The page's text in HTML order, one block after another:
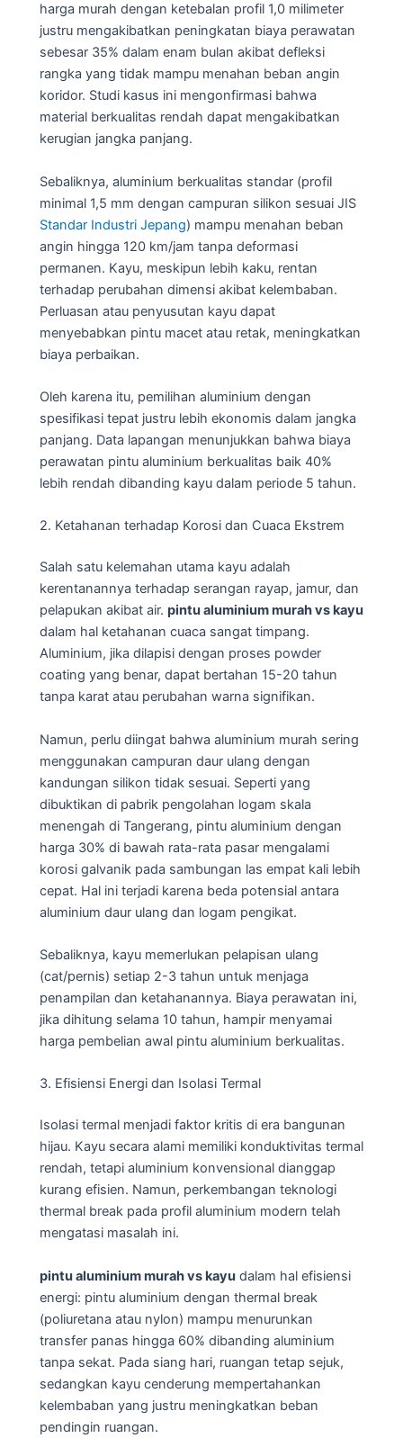
harga murah dengan ketebalan profil 1,0 milimeter
justru mengakibatkan peningkatan biaya perawatan
sebesar 35% dalam enam bulan akibat defleksi
rangka yang tidak mampu menahan beban angin
koridor. Studi kasus ini mengonfirmasi bahwa
material berkualitas rendah dapat mengakibatkan
kerugian jangka panjang.
Sebaliknya, aluminium berkualitas standar (profil
minimal 1,5 mm dengan campuran silikon sesuai JIS
Standar Industri Jepang) mampu menahan beban
angin hingga 120 km/jam tanpa deformasi
permanen. Kayu, meskipun lebih kaku, rentan
terhadap perubahan dimensi akibat kelembaban.
Perluasan atau penyusutan kayu dapat
menyebabkan pintu macet atau retak, meningkatkan
biaya perbaikan.
Oleh karena itu, pemilihan aluminium dengan
spesifikasi tepat justru lebih ekonomis dalam jangka
panjang. Data lapangan menunjukkan bahwa biaya
perawatan pintu aluminium berkualitas baik 40%
lebih rendah dibanding kayu dalam periode 5 tahun.
2. Ketahanan terhadap Korosi dan Cuaca Ekstrem
Salah satu kelemahan utama kayu adalah
kerentanannya terhadap serangan rayap, jamur, dan
pelapukan akibat air. pintu aluminium murah vs kayu
dalam hal ketahanan cuaca sangat timpang.
Aluminium, jika dilapisi dengan proses powder
coating yang benar, dapat bertahan 15-20 tahun
tanpa karat atau perubahan warna signifikan.
Namun, perlu diingat bahwa aluminium murah sering
menggunakan campuran daur ulang dengan
kandungan silikon tidak sesuai. Seperti yang
dibuktikan di pabrik pengolahan logam skala
menengah di Tangerang, pintu aluminium dengan
harga 30% di bawah rata-rata pasar mengalami
korosi galvanik pada sambungan las empat kali lebih
cepat. Hal ini terjadi karena beda potensial antara
aluminium daur ulang dan logam pengikat.
Sebaliknya, kayu memerlukan pelapisan ulang
(cat/pernis) setiap 2-3 tahun untuk menjaga
penampilan dan ketahanannya. Biaya perawatan ini,
jika dihitung selama 10 tahun, hampir menyamai
harga pembelian awal pintu aluminium berkualitas.
3. Efisiensi Energi dan Isolasi Termal
Isolasi termal menjadi faktor kritis di era bangunan
hijau. Kayu secara alami memiliki konduktivitas termal
rendah, tetapi aluminium konvensional dianggap
kurang efisien. Namun, perkembangan teknologi
thermal break pada profil aluminium modern telah
mengatasi masalah ini.
pintu aluminium murah vs kayu dalam hal efisiensi
energi: pintu aluminium dengan thermal break
(poliuretana atau nylon) mampu menurunkan
transfer panas hingga 60% dibanding aluminium
tanpa sekat. Pada siang hari, ruangan tetap sejuk,
sedangkan kayu cenderung mempertahankan
kelembaban yang justru meningkatkan beban
pendingin ruangan.